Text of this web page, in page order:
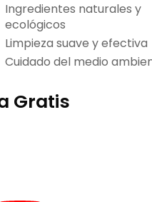
Ingredientes naturales y
ecológicos
Limpieza suave y efectiva
Cuidado del medio
Gratis